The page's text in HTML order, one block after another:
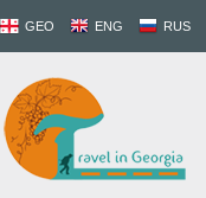
GEO ENG RUS